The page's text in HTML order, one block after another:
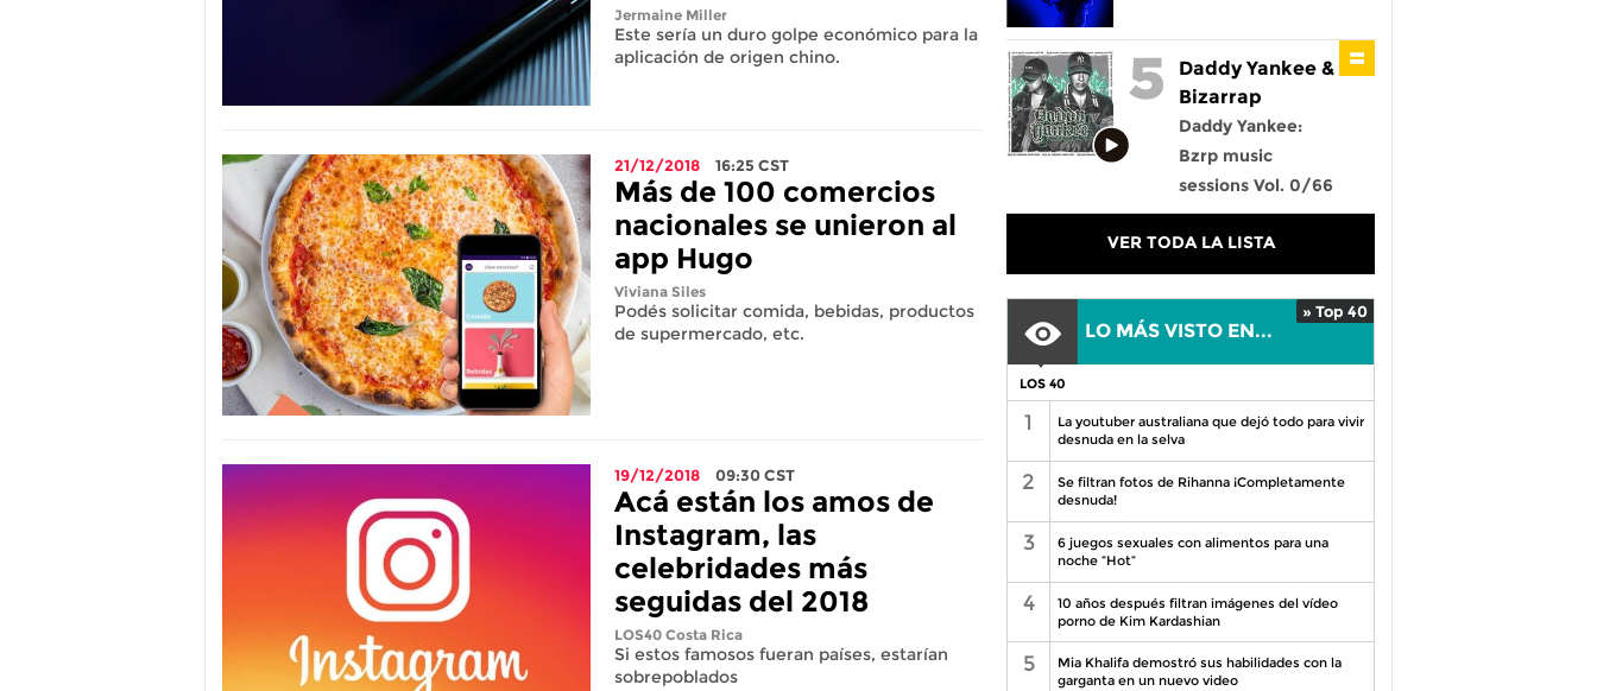
Jermaine Miller
Este sería un duro golpe económico para la
aplicación de origen chino.
21/12/2018 16:25 CST
Más de 100 comercios
nacionales se unieron al
app Hugo
Viviana Siles
Podés solicitar comida, bebidas, productos
de supermercado, etc.
19/12/2018 09:30CST
Acá están los amos de
Instagram, las
celebridades más
seguidas del 2018
LOS40 Costa Rica
Si estos famosos fueran países, estarían
sobrepoblados
Daddy Yankee &
Bizarrap
Daddy Yankee:
Bzrp music
sessions Vol. 0/66
VER TODA LA LISTA
LO MÁS VISTO EN...
» Top 40
LOS 40
1
La youtuber australiana que dejó todo para vivir
desnuda en la selva
2
Se filtran fotos de Rihanna ¡Completamente
desnuda!
3
6 juegos sexuales con alimentos para una
noche “Hot”
4
10 años después filtran imágenes del vídeo
porno de Kim Kardashian
5
Mia Khalifa demostró sus habilidades con la
garganta en un nuevo video